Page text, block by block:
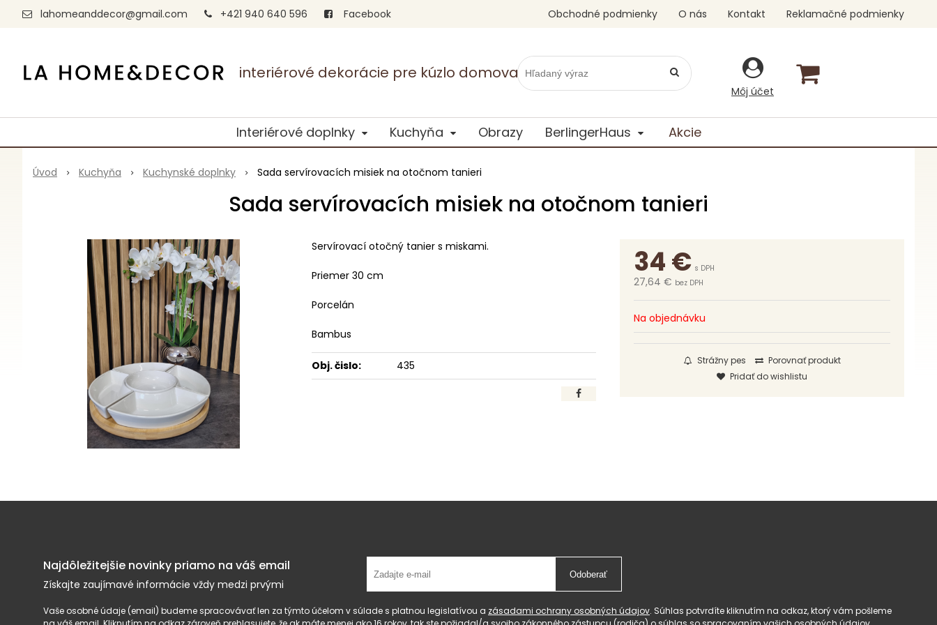
interiérové dekorácie pre kúzlo domova
lahomeanddecor@gmail.com +421 940 640 596 Facebook
Môj účet
Obchodné podmienky O nás Kontakt Reklamačné podmienky
Interiérové doplnky Kuchyňa Obrazy BerlingerHaus Akcie
Úvod Kuchyňa Kuchynské doplnky Sada servírovacích misiek na otočnom tanieri
Sada servírovacích misiek na otočnom tanieri
34€ s DPH
27,64 € bez DPH
Na objednávku
Strážny pes
Porovnať produkt
Pridať do wishlistu
Servírovací otočný tanier s miskami.
Priemer 30 cm
Porcelán
Bambus
Obj. čislo: 435
Najdôležitejšie novinky priamo na váš email
Získajte zaujímavé informácie vždy medzi prvými
Odoberať
Vaše osobné údaje (email) budeme spracovávať len za týmto účelom v súlade s platnou legislatívou a zásadami ochrany osobných údajov. Súhlas potvrdíte kliknutím na odkaz, ktorý vám pošleme